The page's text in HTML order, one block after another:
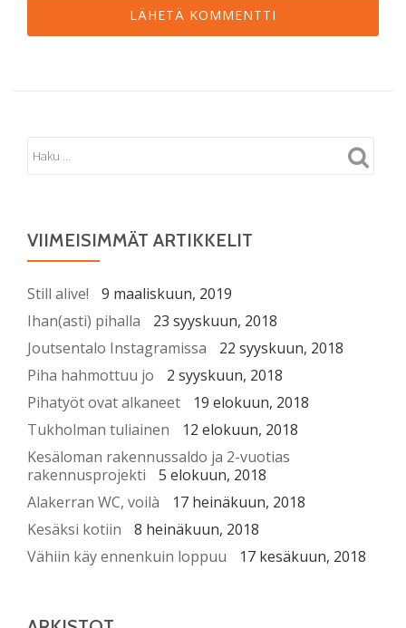
VIIMEISIMMÄT ARTIKKELIT
Still alive!
9 maaliskuun, 2019
Ihan(asti) pihalla
23 syyskuun, 2018
Joutsentalo Instagramissa
22 syyskuun, 2018
Piha hahmottuu jo
2 syyskuun, 2018
Pihatyöt ovat alkaneet
19 elokuun, 2018
Tukholman tuliainen
12 elokuun, 2018
Kesäloman rakennussaldo ja 2-vuotias
rakennusprojekti
5 elokuun, 2018
Alakerran WC, voilà
17 heinäkuun, 2018
Kesäksi kotiin
8 heinäkuun, 2018
Vähiin käy ennenkuin loppuu
17 kesäkuun, 2018